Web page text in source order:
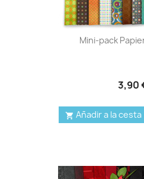
Mini-pack
3,90
 Añadir a la cesta